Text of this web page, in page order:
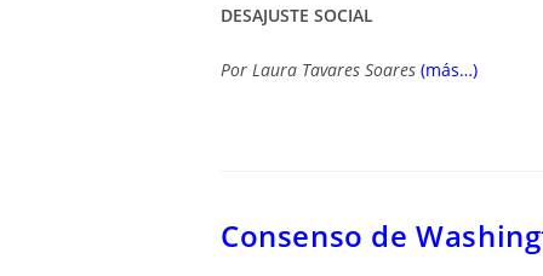
DESAJUSTE SOCIAL
Por Laura Tavares Soares (más…)
Consenso de